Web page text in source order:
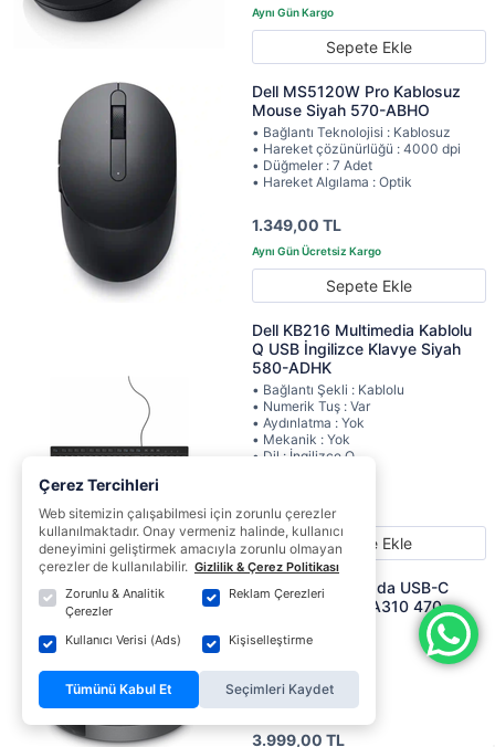
Sepete Ekle
Dell MS5120W Pro Kablosuz
Mouse Siyah 570-ABHO
• Bağlantı Teknolojisi : Kablosuz
• Hareket çözünürlüğü : 4000 dpi
• Düğmeler : 7 Adet
• Hareket Algılama : Optik
1.349,00 TL
Sepete Ekle
Dell KB216 Multimedia Kablolu
Q USB İngilizce Klavye Siyah
580-ADHK
• Bağlantı Şekli : Kablolu
• Numerik Tuş : Var
• Aydınlatma : Yok
• Mekanik : Yok
• Dil : İngilizce Q
Sepete Ekle
Dell Pro 7 si 1 arada USB-C
Mobil Adaptör DA310 470-
• 2 x USB-A 3.2
• 1 x VGA
• 1 x DisplayPort
3.999,00 TL
Çerez Tercihleri
Web sitemizin çalışabilmesi için zorunlu çerezler
kullanılmaktadır. Onay vermeniz halinde, kullanıcı
deneyimini geliştirmek amacıyla zorunlu olmayan
çerezler de kullanılabilir. Gizlilik & Çerez Politikası
Zorunlu & Analitik
Çerezler
Reklam Çerezleri
Kullanıcı Verisi (Ads) Kişiselleştirme
Tümünü Kabul Et Seçimleri Kaydet